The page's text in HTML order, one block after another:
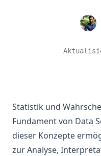
Statistik und
Fundament von Data
dieser Konzepte
zur Analyse,